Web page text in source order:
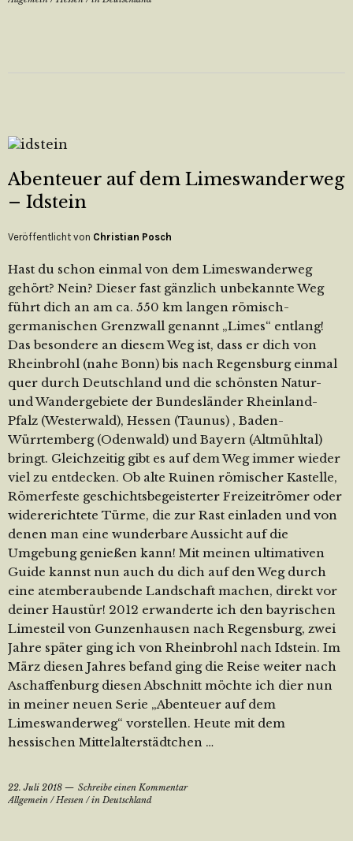
Abenteuer auf dem Limeswanderweg
– Idstein
Veröffentlicht von Christian Posch
Hast du schon einmal von dem Limeswanderweg
gehört? Nein? Dieser fast gänzlich unbekannte Weg
führt dich an am ca. 550 km langen römisch-
germanischen Grenzwall genannt „Limes“ entlang!
Das besondere an diesem Weg ist, dass er dich von
Rheinbrohl (nahe Bonn) bis nach Regensburg einmal
quer durch Deutschland und die schönsten Natur-
und Wandergebiete der Bundesländer Rheinland-
Pfalz (Westerwald), Hessen (Taunus) , Baden-
Würrtemberg (Odenwald) und Bayern (Altmühltal)
bringt. Gleichzeitig gibt es auf dem Weg immer wieder
viel zu entdecken. Ob alte Ruinen römischer Kastelle,
Römerfeste geschichtsbegeisterter Freizeitrömer oder
widererichtete Türme, die zur Rast einladen und von
denen man eine wunderbare Aussicht auf die
Umgebung genießen kann! Mit meinen ultimativen
Guide kannst nun auch du dich auf den Weg durch
eine atemberaubende Landschaft machen, direkt vor
deiner Haustür! 2012 erwanderte ich den bayrischen
Limesteil von Gunzenhausen nach Regensburg, zwei
Jahre später ging ich von Rheinbrohl nach Idstein. Im
März diesen Jahres befand ging die Reise weiter nach
Aschaffenburg diesen Abschnitt möchte ich dier nun
in meiner neuen Serie „Abenteuer auf dem
Limeswanderweg“ vorstellen. Heute mit dem
hessischen Mittelalterstädtchen …
22. Juli 2018
Schreibe einen Kommentar
Allgemein /Hessen /in Deutschland